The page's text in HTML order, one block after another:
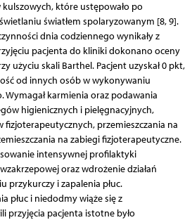
które ustępowało po
światłem spolaryzowanym [8, 9].
dnia codziennego wynikały z
pacjenta do kliniki dokonano oceny
użyciu skali Barthel. Pacjent uzyskał 0 pkt,
od innych osób w wykonywaniu
Wymagał karmienia oraz podawania
higienicznych i pielęgnacyjnych,
przemieszczania na
na zabiegi fizjoterapeutyczne.
intensywnej profilaktyki
oraz wdrożenie działań
przykurczy i zapalenia płuc.
płuc i niedodmy wiąże się z
przyjęcia pacjenta istotne było